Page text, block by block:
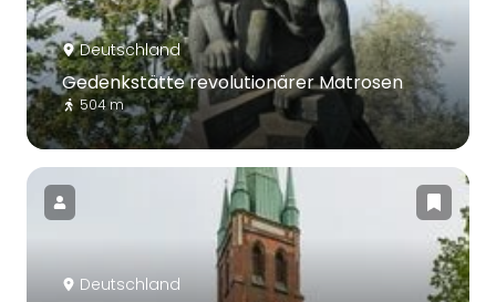
Deutschland
Gedenkstätte revolutionärer Matrosen
504 m
Deutschland